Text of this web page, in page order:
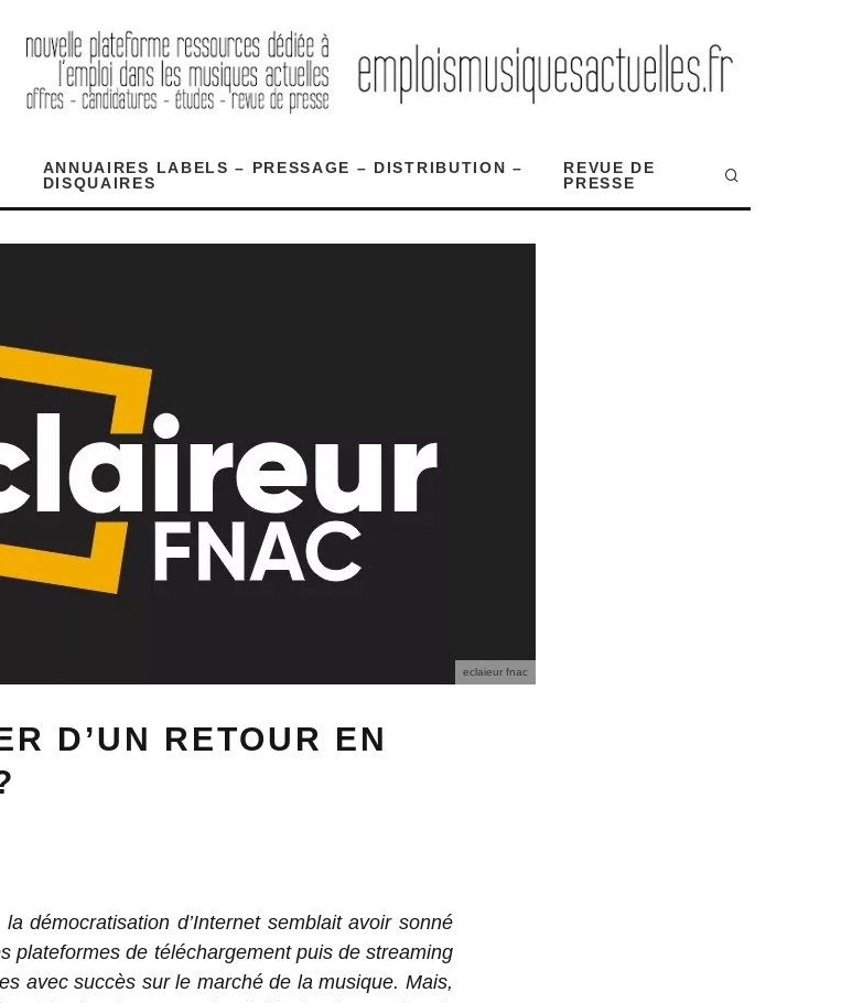
ANNUAIRES LABELS – PRESSAGE – DISTRIBUTION –
DISQUAIRES
REVUE DE
PRESSE
eclaieur fnac
D’UN RETOUR EN
démocratisation d’Internet semblait avoir sonné
plateformes de téléchargement puis de streaming
avec succès sur le marché de la musique. Mais,